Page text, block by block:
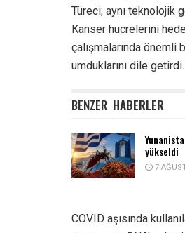
Türeci; aynı teknolojik
Kanser hücrelerini
çalışmalarında
umduklarını dile getirdi.
BENZER HABERLER
yükseldi
7
COVID aşısında